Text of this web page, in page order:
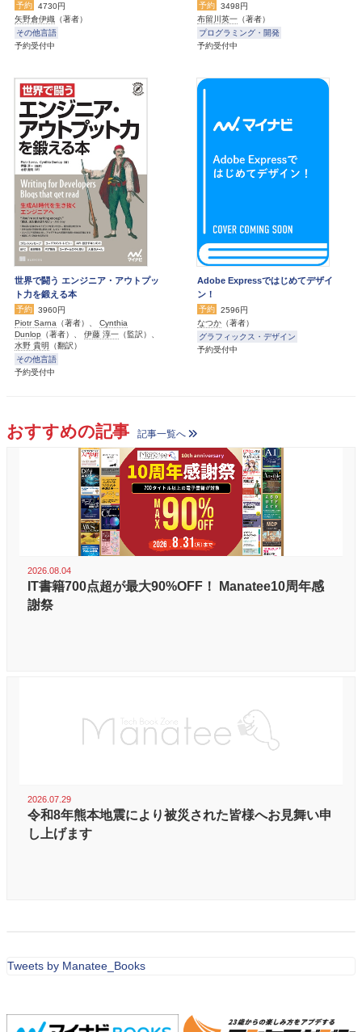
予約
4730円
矢野倉伊織 （著者）
その他言語
予約受付中
予約
3498円
布留川英一 （著者）
プログラミング・開発
予約受付中
世界で闘う エンジニア・アウトプッ
ト力を鍛える本
予約
3960円
Piotr Sarna （著者）、 Cynthia
Dunlop （著者）、 伊藤 淳一 （監訳）、
水野 貴明 （翻訳）
その他言語
予約受付中
Adobe Expressではじめてデザイ
ン！
予約
2596円
なつか （著者）
グラフィックス・デザイン
予約受付中
おすすめの記事 記事一覧へ
2026.08.04
IT書籍700点超が最大90%OFF！ Manatee10周年感
謝祭
2026.07.29
令和8年熊本地震により被災された皆様へお見舞い申
し上げます
Tweets by Manatee_Books